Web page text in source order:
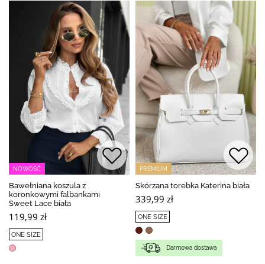
NOWOŚĆ
Bawełniana koszula z
koronkowymi falbankami
Sweet Lace biała
119,99 zł
ONE SIZE
PREMIUM
Skórzana torebka Katerina biała
339,99 zł
ONE SIZE
Darmowa dostawa